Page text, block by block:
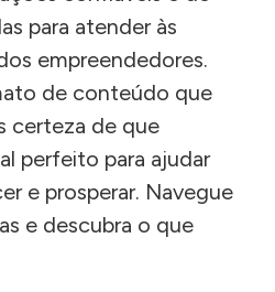
para atender às
empreendedores.
de conteúdo que
certeza de que
perfeito para ajudar
e prosperar. Navegue
e descubra o que